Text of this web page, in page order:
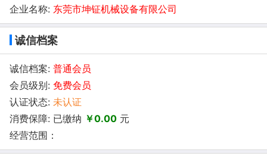
企业名称: 东莞市坤钲机械设备有限公司
诚信档案
诚信档案: 普通会员
会员级别: 免费会员
认证状态: 未认证
消费保障: 已缴纳 ￥0.00 元
经营范围：